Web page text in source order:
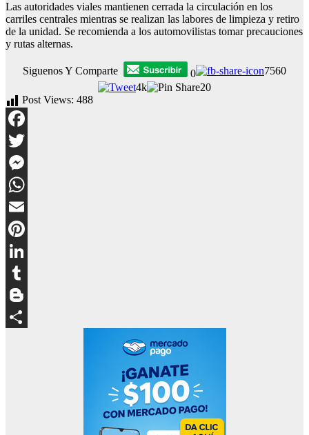
Las autoridades viales mantienen cerrada la circulación en los
carriles centrales mientras se realizan las labores de limpieza y retiro
de la unidad. Se recomienda a los automovilistas tomar precauciones
y rutas alternas.
Siguenos Y Comparte 0
7560
4k
20
Post Views: 488
Facebook
Twitter
Messenger
WhatsApp
Email
Pinterest
LinkedIn
Tumblr
Blogger